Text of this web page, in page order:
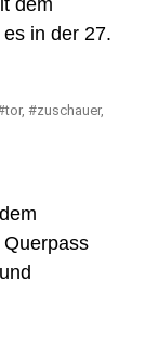
dem
in der 27.